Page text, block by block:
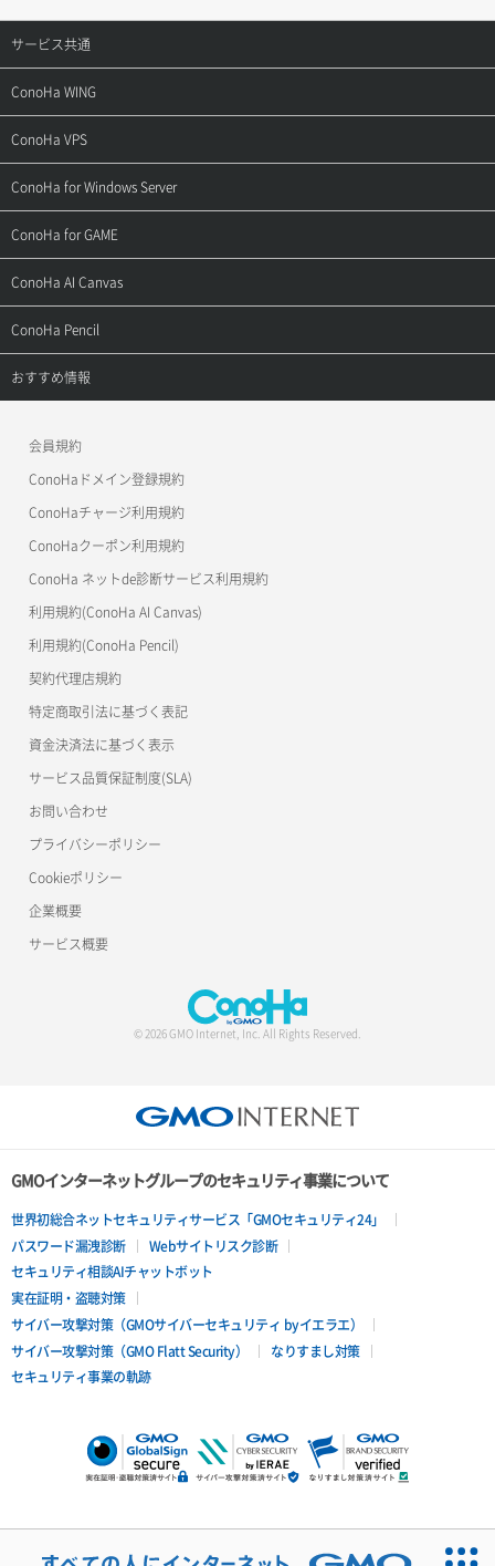
サービス共通
サポートトップ
ご契約・お支払い
用語集
お問い合わせ
ConoHa WING
サポートトップ
ご利用ガイド
お乗り換えガイド
よくある質問
ConoHa VPS
サポートトップ
ご利用ガイド
APIドキュメントVPS2.0
APIドキュメントVPS3.0
ConoHa for Windows Server
サポートトップ
ご利用ガイド
APIドキュメントVPS2.0
APIドキュメントVPS3.0
ConoHa for GAME
サポートトップ
ご利用ガイド
ConoHa AI Canvas
サポートトップ
ご利用ガイド
ConoHa Pencil
サポートトップ
おすすめ情報
美雲このは徹底ガイド
会員規約
ConoHaドメイン登録規約
ConoHaチャージ利用規約
ConoHaクーポン利用規約
ConoHa ネットde診断サービス利用規約
利用規約(ConoHa AI Canvas)
利用規約(ConoHa Pencil)
契約代理店規約
特定商取引法に基づく表記
資金決済法に基づく表示
サービス品質保証制度(SLA)
お問い合わせ
プライバシーポリシー
Cookieポリシー
企業概要
サービス概要
© 2026 GMO Internet, Inc. All Rights Reserved.
GMOインターネットグループのセキュリティ事業について
世界初総合ネットセキュリティサービス「GMOセキュリティ24」
パスワード漏洩診断
Webサイトリスク診断
セキュリティ相談AIチャットボット
実在証明・盗聴対策
サイバー攻撃対策（GMOサイバーセキュリティ byイエラエ）
サイバー攻撃対策（GMO Flatt Security）
なりすまし対策
セキュリティ事業の軌跡